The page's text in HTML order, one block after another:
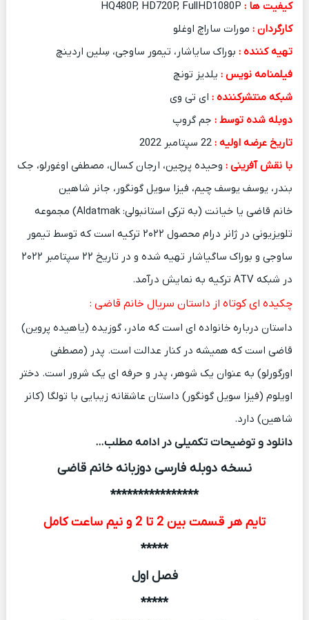
کیفیت ها :HQ480P, HD720P, FullHD1080P
کارگردان :مورات ساراچ اوغلو
تهیه کننده :بوراک سایاشار، تیمور ساوجی، سِلین اردینچ
فیلمنامه نویس :یلدیز تونچ
شبکه منتشرکننده :ای تی وی
دوبله شده توسط :جم گروپ
تاریخ عرضه اولیه :22 سپتامبر 2022
با نقش آفرینی :وحیده پرچین، ارجان کسال، مصطفی اوغورلو، جک
بندر، یوسف یوسف چیم، فیزا سویل گونگور، جانر شاهین
خانم قاضی یا خیانت (به ترکی استانبولی: Aldatmak) مجموعه
تلویزیونی در ژانر درام محصول ۲۰۲۲ ترکیه است که توسط تیمور
ساوجی و بوراک ساگیاشار تهیه شده و در تاریخ ۲۲ سپتامبر ۲۰۲۲
در شبکه ATV ترکیه به نمایش درآمد.
چکیده ای کوتاه از داستان سریال خانم قاضی :
داستان درباره خانواده ای است که مادر، گوزیده (یاهیده پروین)
قاضی است که همیشه در کنار عدالت است. پدر (مصطفی
اورگورلو) به عنوان یک شوهر، پدر و حرفه ای یک شرور است. دختر
اویلوم (فیزا سویل گونگور) داستان عاشقانه زیبایی با تولگا (کانر
شاهین) دارد.
دانلود و توضیحات تکمیلی در ادامه مطلب…
نسخه دوبله فارسی دوزبانه خانم قاضی
****************
تایم هر قسمت بین 2 تا 2 و نیم ساعت کامل
*****
فصل اول
*****